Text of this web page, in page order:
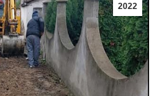
2022